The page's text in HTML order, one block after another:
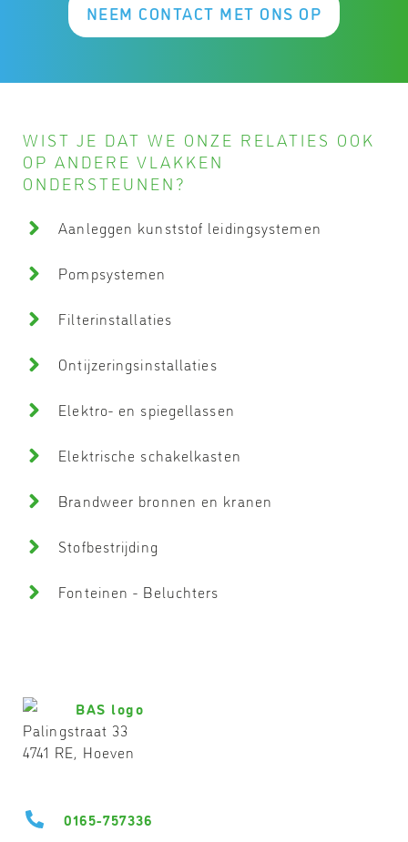
NEEM CONTACT MET ONS OP
WIST JE DAT WE ONZE RELATIES OOK
OP ANDERE VLAKKEN
ONDERSTEUNEN?
Aanleggen kunststof leidingsystemen
Pompsystemen
Filterinstallaties
Ontijzeringsinstallaties
Elektro- en spiegellassen
Elektrische schakelkasten
Brandweer bronnen en kranen
Stofbestrijding
Fonteinen - Beluchters
Palingstraat 33
4741 RE, Hoeven
0165-757336